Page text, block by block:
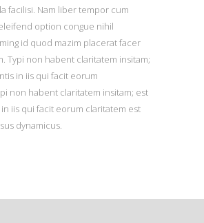
facilisi. Nam liber tempor cum
option congue nihil
id quod mazim placerat facer
Typi non habent claritatem insitam;
in iis qui facit eorum
non habent claritatem insitam; est
iis qui facit eorum claritatem est
dynamicus.